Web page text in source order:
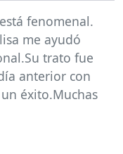
fenomenal.
me ayudó
trato fue
anterior con
éxito.Muchas